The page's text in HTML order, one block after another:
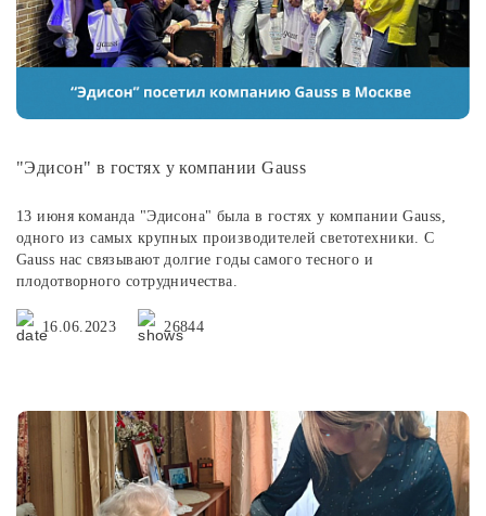
"Эдисон" в гостях у компании Gauss
13 июня команда "Эдисона" была в гостях у компании Gauss,
одного из самых крупных производителей светотехники. С
Gauss нас связывают долгие годы самого тесного и
плодотворного сотрудничества.
16.06.2023 26844